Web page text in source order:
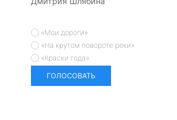
«Мои дороги»
«На крутом повороте реки»
«Краски года»